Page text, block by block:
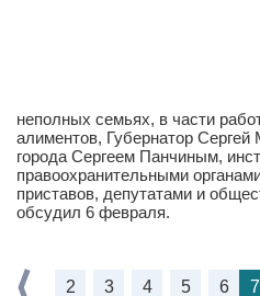
неполных семьях, в части
алиментов, Губернатор
города Сергеем Панчиным,
правоохранительными
приставов, депутатами и
обсудил 6 февраля.
2 3 4 5 6 7